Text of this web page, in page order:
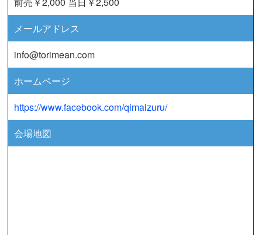
メールアドレス
info@torimean.com
ホームページ
https://www.facebook.com/qimaizuru/
会場地図